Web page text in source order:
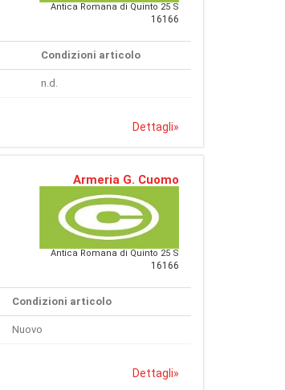
Antica Romana di Quinto 25 S
16166
Condizioni articolo
n.d.
Dettagli»
Armeria G. Cuomo
Antica Romana di Quinto 25 S
16166
Condizioni articolo
Nuovo
Dettagli»